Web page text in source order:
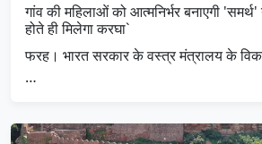
गांव की महिलाओं को आत्मनिर्भर बनाएगी 'समर्थ'
होते ही मिलेगा करघा`
फरह। भारत सरकार के वस्त्र मंत्रालय के
…